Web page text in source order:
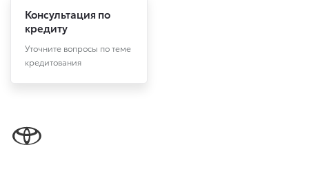
Консультация по
кредиту
Уточните вопросы по теме
кредитования